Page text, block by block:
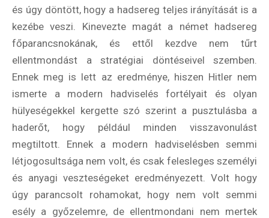
és úgy döntött, hogy a hadsereg teljes irányítását is a
kezébe veszi. Kinevezte magát a német hadsereg
főparancsnokának, és ettől kezdve nem tűrt
ellentmondást a stratégiai döntéseivel szemben.
Ennek meg is lett az eredménye, hiszen Hitler nem
ismerte a modern hadviselés fortélyait és olyan
hülyeségekkel kergette szó szerint a pusztulásba a
haderőt, hogy például minden visszavonulást
megtiltott. Ennek a modern hadviselésben semmi
létjogosultsága nem volt, és csak felesleges személyi
és anyagi veszteségeket eredményezett. Volt hogy
úgy parancsolt rohamokat, hogy nem volt semmi
esély a győzelemre, de ellentmondani nem mertek